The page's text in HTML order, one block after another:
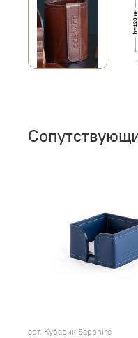
арт. Кубарик Sapphire